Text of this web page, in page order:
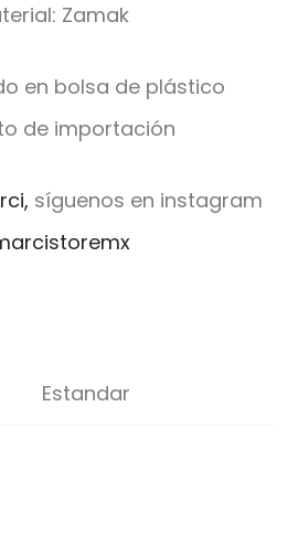
Zamak
en bolsa de plástico
de importación
síguenos en instagram
Estandar